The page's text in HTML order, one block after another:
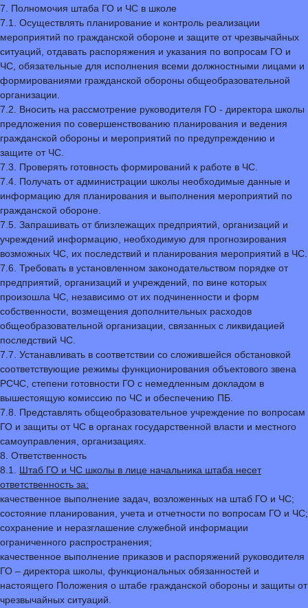
7. Полномочия штаба ГО и ЧС в школе
7.1. Осуществлять планирование и контроль реализации
мероприятий по гражданской обороне и защите от чрезвычайных
ситуаций, отдавать распоряжения и указания по вопросам ГО и
ЧС, обязательные для исполнения всеми должностными лицами и
формированиями гражданской обороны общеобразовательной
организации.
7.2. Вносить на рассмотрение руководителя ГО - директора школы
предложения по совершенствованию планирования и ведения
гражданской обороны и мероприятий по предупреждению и
защите от ЧС.
7.3. Проверять готовность формирований к работе в ЧС.
7.4. Получать от администрации школы необходимые данные и
информацию для планирования и выполнения мероприятий по
гражданской обороне.
7.5. Запрашивать от близлежащих предприятий, организаций и
учреждений информацию, необходимую для прогнозирования
возможных ЧС, их последствий и планирования мероприятий в ЧС.
7.6. Требовать в установленном законодательством порядке от
предприятий, организаций и учреждений, по вине которых
произошла ЧС, независимо от их подчиненности и форм
собственности, возмещения дополнительных расходов
общеобразовательной организации, связанных с ликвидацией
последствий ЧС.
7.7. Устанавливать в соответствии со сложившейся обстановкой
соответствующие режимы функционирования объектового звена
РСЧС, степени готовности ГО с немедленным докладом в
вышестоящую комиссию по ЧС и обеспечению ПБ.
7.8. Представлять общеобразовательное учреждение по вопросам
ГО и защиты от ЧС в органах государственной власти и местного
самоуправления, организациях.
8. Ответственность
8.1. Штаб ГО и ЧС школы в лице начальника штаба несет
ответственность за:
качественное выполнение задач, возложенных на штаб ГО и ЧС;
состояние планирования, учета и отчетности по вопросам ГО и ЧС;
сохранение и неразглашение служебной информации
ограниченного распространения;
качественное выполнение приказов и распоряжений руководителя
ГО – директора школы, функциональных обязанностей и
настоящего Положения о штабе гражданской обороны и защиты от
чрезвычайных ситуаций.